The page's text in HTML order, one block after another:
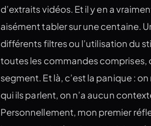
d’extraits vidéos. Et il y en a
aisément tabler sur une centaine.
différents filtres ou l’utilisation du
toutes les commandes comprises,
segment. Et là, c’est la panique :
qui ils parlent, on n’a aucun
Personnellement, mon premier